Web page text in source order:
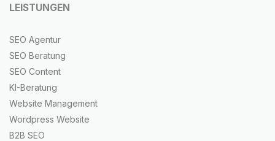
LEISTUNGEN
SEO Agentur
SEO Beratung
SEO Content
KI-Beratung
Website Management
Wordpress Website
B2B SEO